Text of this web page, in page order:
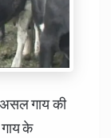
गाय की
के